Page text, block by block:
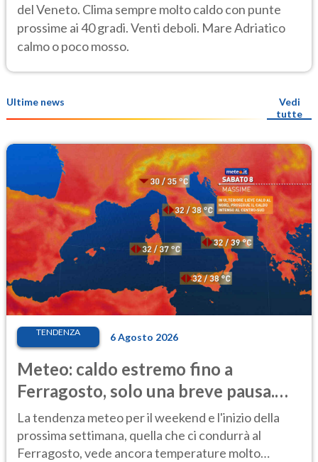
del Veneto. Clima sempre molto caldo con punte
prossime ai 40 gradi. Venti deboli. Mare Adriatico
calmo o poco mosso.
Ultime news
Vedi
tutte
TENDENZA 6 Agosto 2026
Meteo: caldo estremo fino a
Ferragosto, solo una breve pausa.
Ecco dove
La tendenza meteo per il weekend e l'inizio della
prossima settimana, quella che ci condurrà al
Ferragosto, vede ancora temperature molto